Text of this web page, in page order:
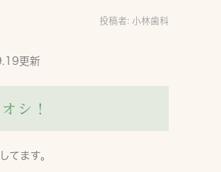
投稿者: 小林歯科
更新
シ！
てます。